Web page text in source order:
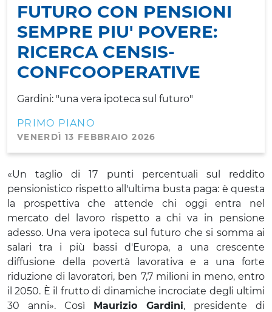
FUTURO CON PENSIONI
SEMPRE PIU' POVERE:
RICERCA CENSIS-
CONFCOOPERATIVE
Gardini: "una vera ipoteca sul futuro"
PRIMO PIANO
VENERDÌ 13 FEBBRAIO 2026
«Un taglio di 17 punti percentuali sul reddito
pensionistico rispetto all'ultima busta paga: è questa
la prospettiva che attende chi oggi entra nel
mercato del lavoro rispetto a chi va in pensione
adesso. Una vera ipoteca sul futuro che si somma ai
salari tra i più bassi d'Europa, a una crescente
diffusione della povertà lavorativa e a una forte
riduzione di lavoratori, ben 7,7 milioni in meno, entro
il 2050. È il frutto di dinamiche incrociate degli ultimi
30 anni». Così Maurizio Gardini, presidente di